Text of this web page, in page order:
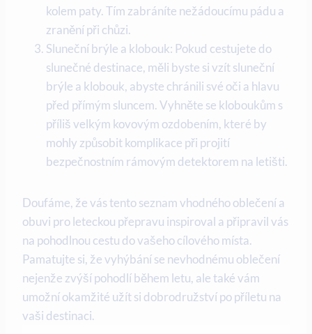
kolem paty. Tím zabráníte nežádoucímu pádu a
zranění při chůzi.
Sluneční brýle a klobouk: Pokud cestujete do
slunečné destinace, měli byste si vzít sluneční
brýle a klobouk, abyste chránili své oči a hlavu
před přímým sluncem. Vyhněte se kloboukům s
příliš velkým kovovým ozdobením, které by
mohly způsobit komplikace při projití
bezpečnostním rámovým detektorem na letišti.
Doufáme, že vás tento seznam vhodného oblečení a
obuvi pro leteckou přepravu inspiroval a připravil vás
na pohodlnou cestu do vašeho cílového místa.
Pamatujte si, že vyhýbání se nevhodnému oblečení
nejenže zvýší pohodlí během letu, ale také vám
umožní okamžité užít si dobrodružství po příletu na
vaši destinaci.